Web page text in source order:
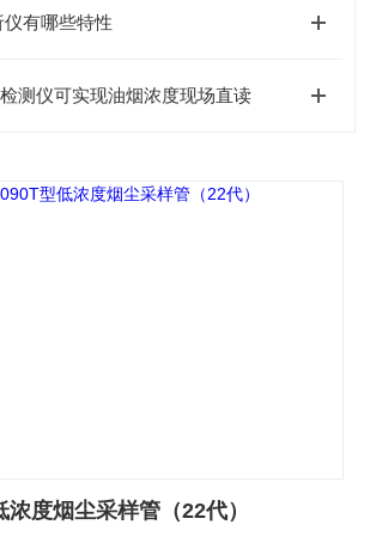
有哪些特性
测仪可实现油烟浓度现场直读
度烟尘采样管（22代）